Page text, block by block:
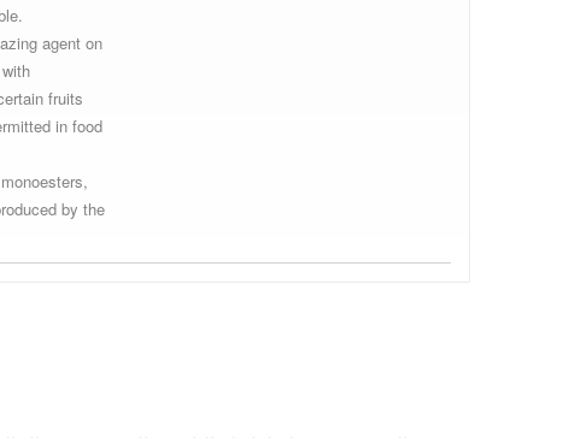
(AFC)
agent on
fruits
in food
by the